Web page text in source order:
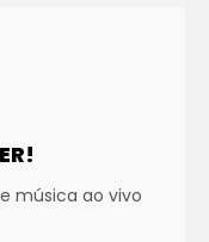
música ao vivo